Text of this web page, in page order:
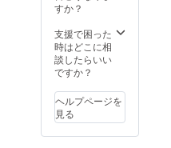
イラス
ト制作
の体験
※スマホ
ラでも
体験可
能で
す。 1
分～13
時30分
【講座
時間】
【場
所】二
子玉川
蔦屋家
しみな
品を
創って
いただ
けたら
ます。
<セット
内容>
・『写
すか？
支援で困った
時はどこに相
談したらいい
ですか？
ヘルプページを
見る